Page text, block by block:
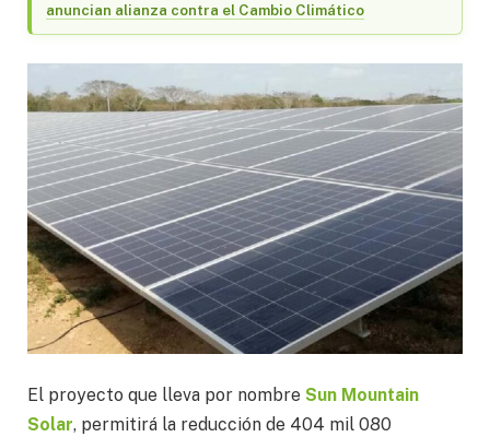
anuncian alianza contra el Cambio Climático
El proyecto que lleva por nombre Sun Mountain
Solar, permitirá la reducción de 404 mil 080